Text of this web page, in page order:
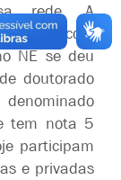
rede. A
com
NE se deu
doutorado
tem nota 5
participam
e privadas